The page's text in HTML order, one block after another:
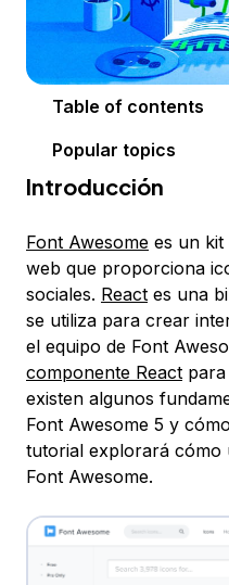
Table of contents
Popular topics
Introducción
Font Awesome es un kit
web que proporciona
sociales. React es una
se utiliza para crear
el equipo de Font
componente React
existen algunos
Font Awesome 5 y
tutorial explorará cómo
Font Awesome.